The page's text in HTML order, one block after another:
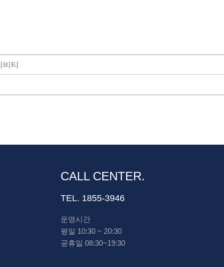
티
CALL CENTER.
TEL. 1855-3946
운영시간
평일 10:30 ~ 20:30
공휴일 08:30~19:30